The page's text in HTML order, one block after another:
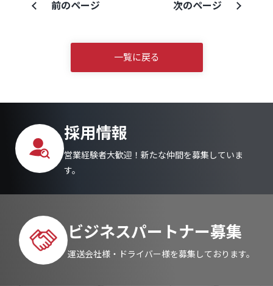
前のページ 次のページ
一覧に戻る
採用情報
営業経験者大歓迎！新たな仲間を募集していま
す。
ビジネスパートナー募集
運送会社様・ドライバー様を募集しております。